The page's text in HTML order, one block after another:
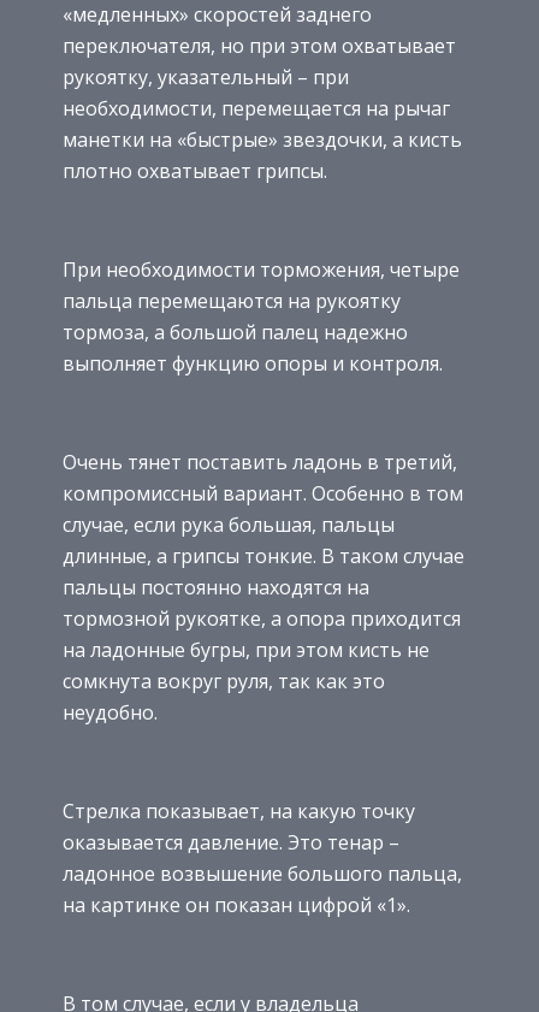
«медленных» скоростей заднего
переключателя, но при этом охватывает
рукоятку, указательный – при
необходимости, перемещается на рычаг
манетки на «быстрые» звездочки, а кисть
плотно охватывает грипсы.
При необходимости торможения, четыре
пальца перемещаются на рукоятку
тормоза, а большой палец надежно
выполняет функцию опоры и контроля.
Очень тянет поставить ладонь в третий,
компромиссный вариант. Особенно в том
случае, если рука большая, пальцы
длинные, а грипсы тонкие. В таком случае
пальцы постоянно находятся на
тормозной рукоятке, а опора приходится
на ладонные бугры, при этом кисть не
сомкнута вокруг руля, так как это
неудобно.
Стрелка показывает, на какую точку
оказывается давление. Это тенар –
ладонное возвышение большого пальца,
на картинке он показан цифрой «1».
В том случае, если у владельца